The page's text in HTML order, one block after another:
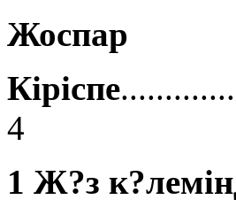
Жоспар
Кіріспе
4
1 Ж?з